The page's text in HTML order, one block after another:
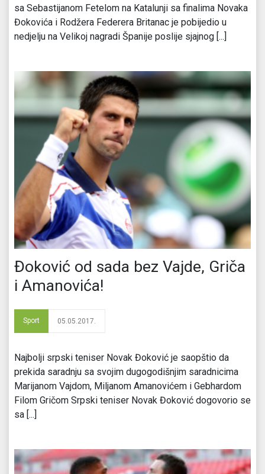
sa Sebastijanom Fetelom na Katalunji sa finalima Novaka
Đokovića i Rodžera Federera Britanac je pobijedio u
nedjelju na Velikoj nagradi Španije poslije sjajnog [...]
Đoković od sada bez Vajde, Griča
i Amanovića!
Sport 05.05.2017.
Najbolji srpski teniser Novak Đoković je saopštio da
prekida saradnju sa svojim dugogodišnjim saradnicima
Marijanom Vajdom, Miljanom Amanovićem i Gebhardom
Filom Gričom Srpski teniser Novak Đoković dogovorio se
sa [...]